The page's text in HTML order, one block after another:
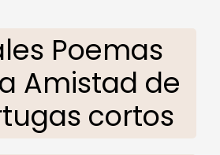
Poemas
Amistad de
cortos